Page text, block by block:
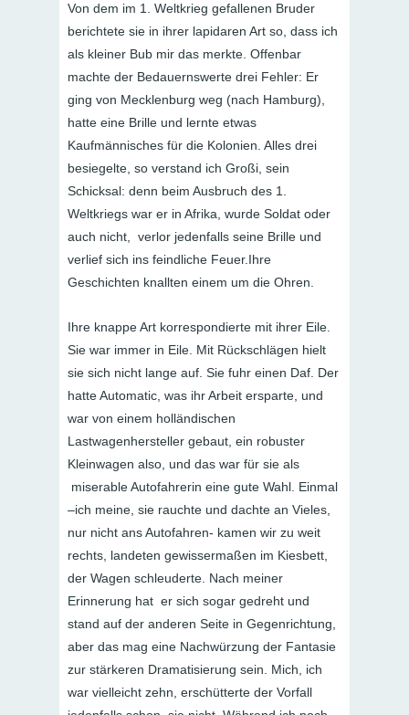
Von dem im 1. Weltkrieg gefallenen Bruder
berichtete sie in ihrer lapidaren Art so, dass ich
als kleiner Bub mir das merkte. Offenbar
machte der Bedauernswerte drei Fehler: Er
ging von Mecklenburg weg (nach Hamburg),
hatte eine Brille und lernte etwas
Kaufmännisches für die Kolonien. Alles drei
besiegelte, so verstand ich Großi, sein
Schicksal: denn beim Ausbruch des 1.
Weltkriegs war er in Afrika, wurde Soldat oder
auch nicht, verlor jedenfalls seine Brille und
verlief sich ins feindliche Feuer.Ihre
Geschichten knallten einem um die Ohren.
Ihre knappe Art korrespondierte mit ihrer Eile.
Sie war immer in Eile. Mit Rückschlägen hielt
sie sich nicht lange auf. Sie fuhr einen Daf. Der
hatte Automatic, was ihr Arbeit ersparte, und
war von einem holländischen
Lastwagenhersteller gebaut, ein robuster
Kleinwagen also, und das war für sie als
miserable Autofahrerin eine gute Wahl. Einmal
–ich meine, sie rauchte und dachte an Vieles,
nur nicht ans Autofahren- kamen wir zu weit
rechts, landeten gewissermaßen im Kiesbett,
der Wagen schleuderte. Nach meiner
Erinnerung hat er sich sogar gedreht und
stand auf der anderen Seite in Gegenrichtung,
aber das mag eine Nachwürzung der Fantasie
zur stärkeren Dramatisierung sein. Mich, ich
war vielleicht zehn, erschütterte der Vorfall